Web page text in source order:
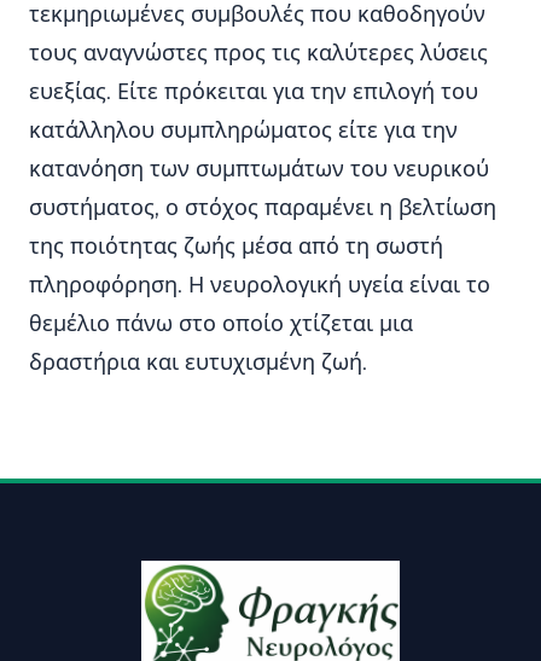
τεκμηριωμένες συμβουλές που καθοδηγούν
τους αναγνώστες προς τις καλύτερες λύσεις
ευεξίας. Είτε πρόκειται για την επιλογή του
κατάλληλου συμπληρώματος είτε για την
κατανόηση των συμπτωμάτων του νευρικού
συστήματος, ο στόχος παραμένει η βελτίωση
της ποιότητας ζωής μέσα από τη σωστή
πληροφόρηση. Η νευρολογική υγεία είναι το
θεμέλιο πάνω στο οποίο χτίζεται μια
δραστήρια και ευτυχισμένη ζωή.